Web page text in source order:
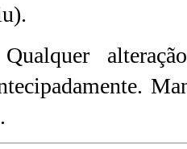
Qualquer